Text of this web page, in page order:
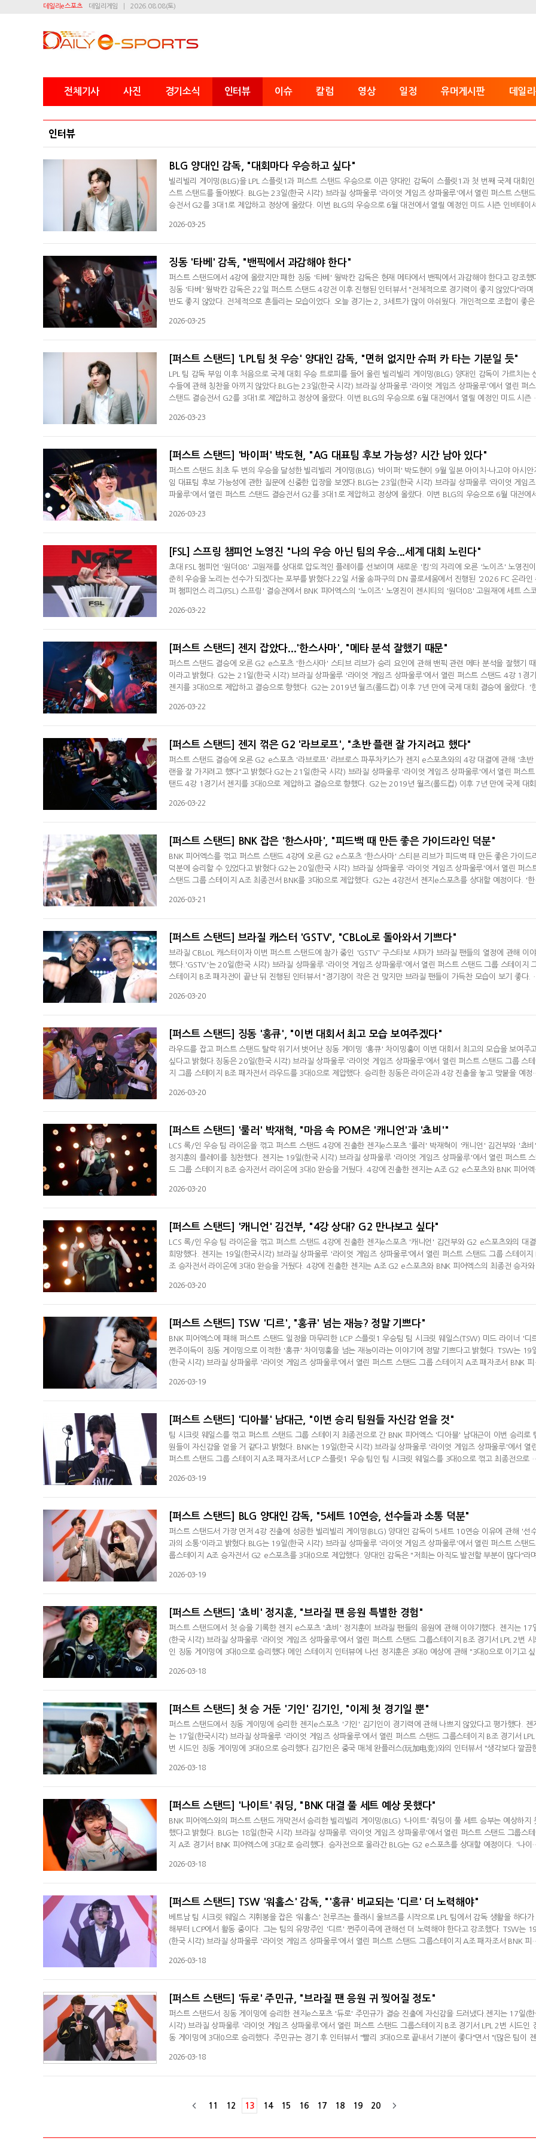
데일리e스포츠 데일리게임 2026.08.08(토)
전체기사 사진 경기소식 인터뷰 이슈 칼럼 영상 일정 유머게시판 데일
인터뷰
BLG 양대인 감독, "대회마다 우승하고 싶다"
빌리빌리 게이밍(BLG)을 LPL 스플릿1과 퍼스트 스탠드 우승으로 이끈 양대인 감독이 스플릿1과 첫 번째 국제 대회인
스트 스탠드를 돌아봤다. BLG는 23일(한국 시각) 브라질 상파울루 '라이엇 게임즈 상파울루'에서 열린 퍼스트 스탠드
승전서 G2를 3대1로 제압하고 정상에 올랐다. 이번 BLG의 우승으로 6월 대전에서 열릴 예정인 미드 시즌 인비테이
서 징동 게이밍 우승 이후 3년 만이다. 결승전 MVP는 '빈'에게 돌아갔다.양대인 감독은 "팬분들의 응원 그리고 선수들
2026-03-25
징동 '타베' 감독, "밴픽에서 과감해야 한다"
퍼스트 스탠드에서 4강에 올랐지만 패한 징동 '타베' 웡박칸 감독은 현재 메타에서 밴픽에서 과감해야 한다고 강조했
징동 '타베' 웡박칸 감독은 22일 퍼스트 스탠드 4강전 이후 진행된 인터뷰서 "전체적으로 경기력이 좋지 않았다"라며
반도 좋지 않았다. 전체적으로 흔들리는 모습이었다. 오늘 경기는 2, 3세트가 많이 아쉬웠다. 개인적으로 조합이 좋은
다"며 아쉬움을 표했다. 아무도 예상하지 못한 젠지e스포츠가 G2 e스포츠에게 패배를 묻자 "이번 대회서 느낀 점은 밴
2026-03-25
[퍼스트 스탠드] 'LPL팀 첫 우승' 양대인 감독, "면허 없지만 슈퍼 카 타는 기분일 듯"
LPL 팀 감독 부임 이후 처음으로 국제 대회 우승 트로피를 들어 올린 빌리빌리 게이밍(BLG) 양대인 감독이 가르치는
수들에 관해 칭찬을 아끼지 않았다.BLG는 23일(한국 시각) 브라질 상파울루 '라이엇 게임즈 상파울루'에서 열린 퍼
스탠드 결승전서 G2를 3대1로 제압하고 정상에 올랐다. 이번 BLG의 우승으로 6월 대전에서 열릴 예정인 미드 시즌
서 열린 MSI서 징동 게이밍 우승 이후 3년 만이다. 결승전 MVP는 '빈'에게 돌아갔다.양대인 감독은 경기 후 미디어 인
2026-03-23
[퍼스트 스탠드] '바이퍼' 박도현, "AG 대표팀 후보 가능성? 시간 남아 있다"
퍼스트 스탠드 최초 두 번의 우승을 달성한 빌리빌리 게이밍(BLG) '바이퍼' 박도현이 9월 일본 아이치-나고야 아시안
임 대표팀 후보 가능성에 관한 질문에 신중한 입장을 보였다.BLG는 23일(한국 시각) 브라질 상파울루 '라이엇 게임
파울루'에서 열린 퍼스트 스탠드 결승전서 G2를 3대1로 제압하고 정상에 올랐다. 이번 BLG의 우승으로 6월 대전에
을 차지한 건 2023년 영국서 열린 MSI서 징동 게이밍 우승 이후 3년 만이다. 결승전 MVP는 '빈'에게 돌아갔다.박도현
2026-03-23
[FSL] 스프링 챔피언 노영진 "나의 우승 아닌 팀의 우승...세계 대회 노린다"
초대 FSL 챔피언 '원더08' 고원재를 상대로 압도적인 플레이를 선보이며 새로운 '킹'의 자리에 오른 '노이즈' 노영진
준히 우승을 노리는 선수가 되겠다는 포부를 밝혔다.22일 서울 송파구의 DN 콜로세움에서 진행된 '2026 FC 온라인
퍼 챔피언스 리그(FSL) 스프링' 결승전에서 BNK 피어엑스의 '노이즈' 노영진이 젠시티의 '원더08' 고원재에 세트 스
꿈만 같다"라고 솔직한 심정을 이야기한 노영진은 이번 우승이 "오래 전부터 함께 한 시간이 길었고 '노이즈'라는 닉네
2026-03-22
[퍼스트 스탠드] 젠지 잡았다...'한스사마', "메타 분석 잘했기 때문"
퍼스트 스탠드 결승에 오른 G2 e스포츠 '한스사마' 스티브 리브가 승리 요인에 관해 밴픽 관련 메타 분석을 잘했기
이라고 밝혔다. G2는 21일(한국 시각) 브라질 상파울루 '라이엇 게임즈 상파울루'에서 열린 퍼스트 스탠드 4강 1경기
젠지를 3대0으로 제압하고 결승으로 향했다. G2는 2019년 월즈(롤드컵) 이후 7년 만에 국제 대회 결승에 올랐다. '
욱 꿈이 이뤄진 거 같다. 라인전을 하면서 '라브로프'와 젠지를 맞설 때 압력을 계속 유지하면서 역전을 할 수 없게끔 플
2026-03-22
[퍼스트 스탠드] 젠지 꺾은 G2 '라브로프', "초반 플랜 잘 가지려고 했다"
퍼스트 스탠드 결승에 오른 G2 e스포츠 '라브로프' 라브로스 파푸차키스가 젠지 e스포츠와의 4강 대결에 관해 '초반
랜을 잘 가지려고 했다"고 밝혔다.G2는 21일(한국 시각) 브라질 상파울루 '라이엇 게임즈 상파울루'에서 열린 퍼스트
탠드 4강 1경기서 젠지를 3대0으로 제압하고 결승으로 향했다. G2는 2019년 월즈(롤드컵) 이후 7년 만에 국제 대
에 압살당할 거로 예상했을 건데 오히려 우리가 모든 경기 내내 주도권을 갖고 있었다"며 "이제는 결승전에 집중해 보
2026-03-22
[퍼스트 스탠드] BNK 잡은 '한스사마', "피드백 때 만든 좋은 가이드라인 덕분"
BNK 피어엑스를 꺾고 퍼스트 스탠드 4강에 오른 G2 e스포츠 '한스사마' 스티븐 리브가 피드백 때 만든 좋은 가이드
덕분에 승리할 수 있었다고 밝혔다.G2는 20일(한국 시각) 브라질 상파울루 '라이엇 게임즈 상파울루'에서 열린 퍼스
스탠드 그룹 스테이지 A조 최종전서 BNK를 3대0으로 제압했다. G2는 4강전서 젠지e스포츠를 상대할 예정이다. '한
맵 전체를 압박하는 플레이로 상황을 정상화하고 격차를 줄여나가면서 계속해서 역전할 기회를 노렸다. 어차피 우리가
2026-03-21
[퍼스트 스탠드] 브라질 캐스터 'GSTV', "CBLoL로 돌아와서 기쁘다"
브라질 CBLoL 캐스터이자 이번 퍼스트 스탠드에 참가 중인 'GSTV' 구스타보 시마가 브라질 팬들의 열정에 관해 이야
했다.'GSTV'는 20일(한국 시각) 브라질 상파울루 '라이엇 게임즈 상파울루'에서 열린 퍼스트 스탠드 그룹 스테이지
스테이지 B조 패자전이 끝난 뒤 진행된 인터뷰서 "경기장이 작은 건 맞지만 브라질 팬들이 가득찬 모습이 보기 좋다.
이 국제적인 선수들이 CBLoL 경기장 복도에서 자주 만나고 소통한다"라며 "브라질 팬들이 선수들에게 많은 사랑을 줄
2026-03-20
[퍼스트 스탠드] 징동 '홍큐', "이번 대회서 최고 모습 보여주겠다"
라우드를 잡고 퍼스트 스탠드 탈락 위기서 벗어난 징동 게이밍 '홍큐' 차이밍훙이 이번 대회서 최고의 모습을 보여주
싶다고 밝혔다.징동은 20일(한국 시각) 브라질 상파울루 '라이엇 게임즈 상파울루'에서 열린 퍼스트 스탠드 그룹 스테
지 그룹 스테이지 B조 패자전서 라우드를 3대0으로 제압했다. 승리한 징동은 라이온과 4강 진출을 놓고 맞붙을 예정
승리에 만족감을 표했다. 승자전서 젠지e스포츠에 패한 뒤 피드백을 묻자 "밴픽에 관한 이야기를 많이 했다. 어떤 논리
2026-03-20
[퍼스트 스탠드] '룰러' 박재혁, "마음 속 POM은 '캐니언'과 '쵸비'"
LCS 록/인 우승 팀 라이온을 꺾고 퍼스트 스탠드 4강에 진출한 젠지e스포츠 '룰러' 박재혁이 '캐니언' 김건부와 '쵸비'
정지훈의 플레이를 칭찬했다. 젠지는 19일(한국 시각) 브라질 상파울루 '라이엇 게임즈 상파울루'에서 열린 퍼스트 스
드 그룹 스테이지 B조 승자전서 라이온에 3대0 완승을 거뒀다. 4강에 진출한 젠지는 A조 G2 e스포츠와 BNK 피어엑
하게 3대0으로 승리해서 기분 좋다"라며 "그렇지만 콜이 안 맞는 부분이 있어서 아쉽게 데스를 기록한 부분이 있었다.
2026-03-20
[퍼스트 스탠드] '캐니언' 김건부, "4강 상대? G2 만나보고 싶다"
LCS 록/인 우승 팀 라이온을 꺾고 퍼스트 스탠드 4강에 진출한 젠지e스포츠 '캐니언' 김건부와 G2 e스포츠와의 대
희망했다. 젠지는 19일(한국시각) 브라질 상파울루 '라이엇 게임즈 상파울루'에서 열린 퍼스트 스탠드 그룹 스테이지
조 승자전서 라이온에 3대0 완승을 거뒀다. 4강에 진출한 젠지는 A조 G2 e스포츠와 BNK 피어엑스의 최종전 승자와
이 다 최상위다. 잘한다고 생각한다"라며 "저희도 그거에 맞춰서 열심히 준비하고 있다"며 대회를 진행 중인 소감을 전
2026-03-20
[퍼스트 스탠드] TSW '디르', "홍큐' 넘는 재능? 정말 기쁘다"
BNK 피어엑스에 패해 퍼스트 스탠드 일정을 마무리한 LCP 스플릿1 우승팀 팀 시크릿 웨일스(TSW) 미드 라이너 '디
쩐주이득이 징동 게이밍으로 이적한 '홍큐' 차이밍훙을 넘는 재능이라는 이야기에 정말 기쁘다고 밝혔다. TSW는 19
(한국 시각) 브라질 상파울루 '라이엇 게임즈 상파울루'에서 열린 퍼스트 스탠드 그룹 스테이지 A조 패자조서 BNK 피
서 아쉽다"며 "(경험 부족에 관한 질문에는) 저희가 경험이 부족했다. 나이도 어리다. 소통에서도 안 된 부분이 있었지
2026-03-19
[퍼스트 스탠드] '디아블' 남대근, "이번 승리 팀원들 자신감 얻을 것"
팀 시크릿 웨일스를 꺾고 퍼스트 스탠드 그룹 스테이지 최종전으로 간 BNK 피어엑스 '디아블' 남대근이 이번 승리로
원들이 자신감을 얻을 거 같다고 밝혔다. BNK는 19일(한국 시각) 브라질 상파울루 '라이엇 게임즈 상파울루'에서 열
퍼스트 스탠드 그룹 스테이지 A조 패자조서 LCP 스플릿1 우승 팀인 팀 시크릿 웨일스를 3대0으로 꺾고 최종전으로
"승리해서 팀원들이 자신감을 얻을 거 같아서 좋다"고 했다. LoL e스포츠에서 미래가 될 거 같다는 질문에는 "당연히
2026-03-19
[퍼스트 스탠드] BLG 양대인 감독, "5세트 10연승, 선수들과 소통 덕분"
퍼스트 스탠드서 가장 먼저 4강 진출에 성공한 빌리빌리 게이밍(BLG) 양대인 감독이 5세트 10연승 이유에 관해 '선
과의 소통'이라고 밝혔다.BLG는 19일(한국 시각) 브라질 상파울루 '라이엇 게임즈 상파울루'에서 열린 퍼스트 스탠
룹스테이지 A조 승자전서 G2 e스포츠를 3대0으로 제압했다. 양대인 감독은 "저희는 아직도 발전할 부분이 많다"라며
다는 거다. 여름 쯤에 이야기하려고 했지만 빨리 좋은 성적을 거두고 싶어서 언급했다. 오늘 경기서는 움직임에서 좋은
2026-03-19
[퍼스트 스탠드] '쵸비' 정지훈, "브라질 팬 응원 특별한 경험"
퍼스트 스탠드에서 첫 승을 기록한 젠지 e스포츠 '쵸비' 정지훈이 브라질 팬들의 응원에 관해 이야기했다. 젠지는 17
(한국 시각) 브라질 상파울루 '라이엇 게임즈 상파울루'에서 열린 퍼스트 스탠드 그룹스테이지 B조 경기서 LPL 2번 시
인 징동 게이밍에 3대0으로 승리했다.메인 스테이지 인터뷰에 나선 정지훈은 3대0 예상에 관해 "3대0으로 이기고 싶
상과 경기를 하는 소감에 관해선 "많은 경기를 해봤는데 브라질 팬들처럼 열정적으로 응원하는 건 특별한 경험이었다"
2026-03-18
[퍼스트 스탠드] 첫 승 거둔 '기인' 김기인, "이제 첫 경기일 뿐"
퍼스트 스탠드에서 징동 게이밍에 승리한 젠지e스포츠 '기인' 김기인이 경기력에 관해 나쁘지 않았다고 평가했다. 젠
는 17일(한국시각) 브라질 상파울루 '라이엇 게임즈 상파울루'에서 열린 퍼스트 스탠드 그룹스테이지 B조 경기서 LPL
번 시드인 징동 게이밍에 3대0으로 승리했다.김기인은 중국 매체 완플러스(玩加电竞)와의 인터뷰서 "생각보다 깔끔
다. 라인전 관련에 대한 질문에는 "비슷했다. 그래도 저희가 설계를 잘한 거 같다. 그런 거 덕분에 승리할 수 있었다"고
2026-03-18
[퍼스트 스탠드] '나이트' 줘딩, "BNK 대결 풀 세트 예상 못했다"
BNK 피어엑스와의 퍼스트 스탠드 개막전서 승리한 빌리빌리 게이밍(BLG) '나이트' 줘딩이 풀 세트 승부는 예상하지
했다고 밝혔다. BLG는 18일(한국 시각) 브라질 상파울루 '라이엇 게임즈 상파울루'에서 열린 퍼스트 스탠드 그룹스테
지 A조 경기서 BNK 피어엑스에 3대2로 승리했다. 승자전으로 올라간 BLG는 G2 e스포츠를 상대할 예정이다. '나이
리가 유리할 때 실수가 나오면서 풀 세트로 간 거 같다"며 경기를 돌아봤다. BNK의 특성은 공격적인 플레이. '나이트'는
2026-03-18
[퍼스트 스탠드] TSW '워홀스' 감독, "'홍큐' 비교되는 '디르' 더 노력해야"
베트남 팀 시크릿 웨일스 지휘봉을 잡은 '워홀스' 천루즈는 플래시 울브즈를 시작으로 LPL 팀에서 감독 생활을 하다가
해부터 LCP에서 활동 중이다. 그는 팀의 유망주인 '디르' 쩐주이즉에 관해선 더 노력해야 한다고 강조했다. TSW는
(한국 시각) 브라질 상파울루 '라이엇 게임즈 상파울루'에서 열린 퍼스트 스탠드 그룹스테이지 A조 패자조서 BNK 피
리그 오브 레전드 월드 챔피언십(롤드컵)에서 FPX가 G2 e스포츠를 꺾고 우승하는데 일조했다. 이후 TES, WE, 징동 게
2026-03-18
[퍼스트 스탠드] '듀로' 주민규, "브라질 팬 응원 귀 찢어질 정도"
퍼스트 스탠드서 징동 게이밍에 승리한 젠지e스포츠 '듀로' 주민규가 결승 진출에 자신감을 드러냈다.젠지는 17일(한
시각) 브라질 상파울루 '라이엇 게임즈 상파울루'에서 열린 퍼스트 스탠드 그룹스테이지 B조 경기서 LPL 2번 시드인
동 게이밍에 3대0으로 승리했다. 주민규는 경기 후 인터뷰서 "빨리 3대0으로 끝내서 기분이 좋다"면서 "(많은 팀이
우승에 관한 부담감에 관한 질문에는 "부담감은 없다. 많은 관심을 두는 거라서 기분이 좋다"고 했다. 징동과의 바텀 대
2026-03-18
11 12 13 14 15 16 17 18 19 20